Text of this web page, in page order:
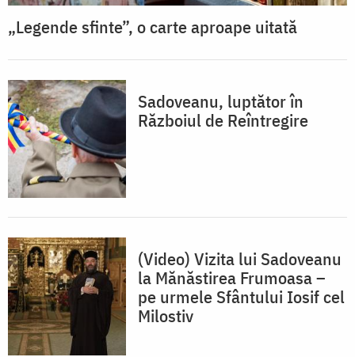
„Legende sfinte”, o carte aproape uitată
Sadoveanu, luptător în
Războiul de Reîntregire
(Video) Vizita lui Sadoveanu
la Mănăstirea Frumoasa –
pe urmele Sfântului Iosif cel
Milostiv